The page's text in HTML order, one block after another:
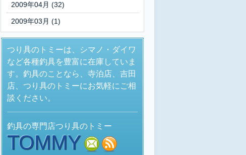
2009年04月 (32)
2009年03月 (1)
つり具のトミーは、シマノ・ダイワ
など各種釣具を豊富に在庫していま
す。釣具のことなら、寺泊店、吉田
店、つり具のトミーにお気軽にご相
談ください。
釣具の専門店つり具のトミー
TOMMY mail